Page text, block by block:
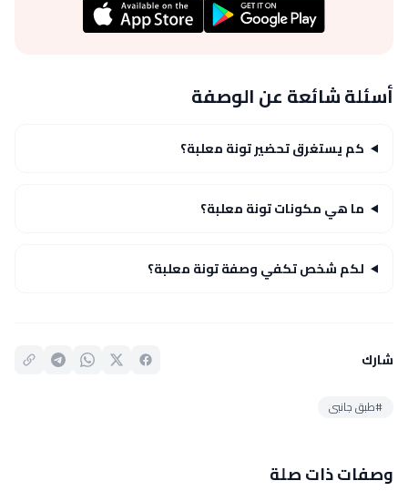
أسئلة شائعة عن الوصفة
كم يستغرق تحضير تونة معلبة؟
ما هي مكونات تونة معلبة؟
لكم شخص تكفي وصفة تونة معلبة؟
شارك
#طبق جانبى
وصفات ذات صلة